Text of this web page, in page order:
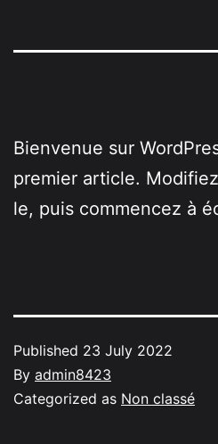
Bienvenue sur
premier article.
le, puis commencez à
Published 23 July 2022
By admin8423
Categorized as Non classé